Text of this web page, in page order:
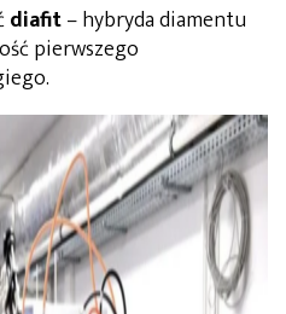
diafit– hybryda diamentu
pierwszego